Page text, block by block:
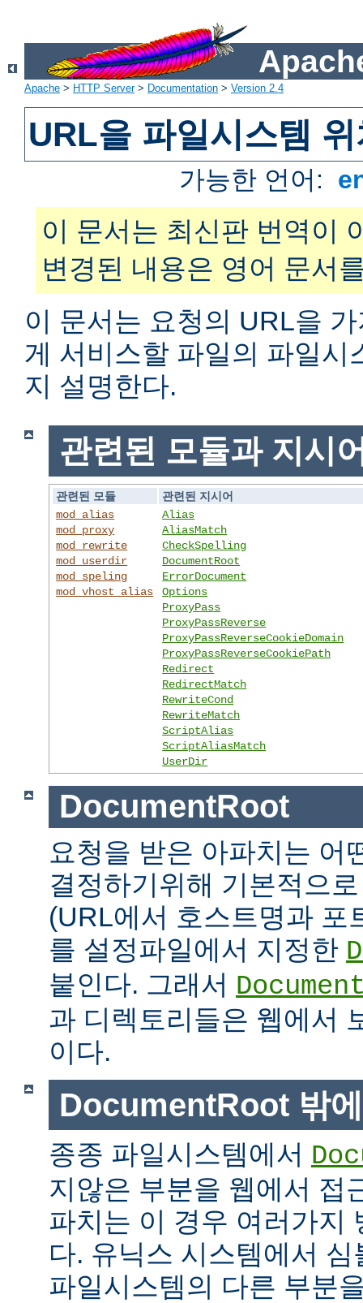
Apache > HTTP Server> Documentation > Version 2.4
URL을 파일시스템
가능한 언어:
이 문서는 최신판 번역이
변경된 내용은 영어 문서
이 문서는 요청의 URL을
게 서비스할 파일의 파일시
지 설명한다.
관련된 모듈과 지시
관련된 모듈
관련된 지시어
mod_alias
mod_proxy
mod_rewrite
mod_userdir
mod_speling
mod_vhost_alias
Alias
AliasMatch
CheckSpelling
DocumentRoot
ErrorDocument
Options
ProxyPass
ProxyPassReverse
ProxyPassReverseCookieDomain
ProxyPassReverseCookiePath
Redirect
RedirectMatch
RewriteCond
RewriteMatch
ScriptAlias
ScriptAliasMatch
UserDir
DocumentRoot
요청을 받은 아파치는 어
결정하기위해 기본적으
(URL에서 호스트명과 포
를 설정파일에서 지정한
붙인다. 그래서
과 디렉토리들은 웹에서
이다.
DocumentRoot 밖
종종 파일시스템에서
지않은 부분을 웹에서 접
파치는 이 경우 여러가지
다. 유닉스 시스템에서
파일시스템의 다른 부분